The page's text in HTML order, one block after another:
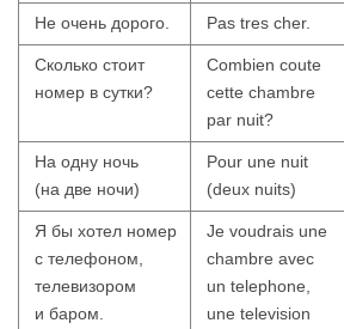
Не очень дорого. Pas tres cher.
Сколько стоит
номер в сутки?
Combien coute
cette chambre
par nuit?
На одну ночь
(на две ночи)
Pour une nuit
(deux nuits)
Я бы хотел номер
с телефоном,
телевизором
и баром.
Je voudrais une
chambre avec
un telephone,
une television